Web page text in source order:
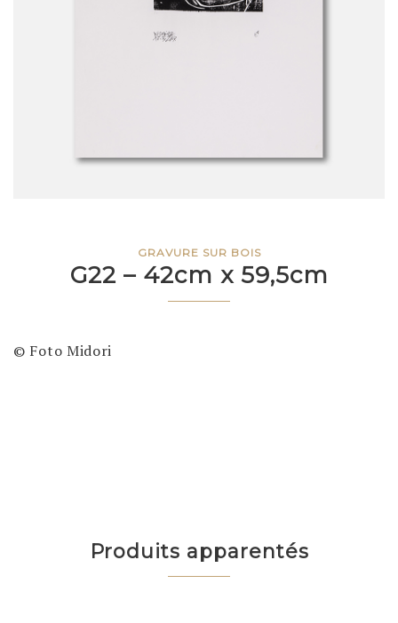
GRAVURE SUR BOIS
G22 – 42cm x 59,5cm
© Foto Midori
Produits apparentés